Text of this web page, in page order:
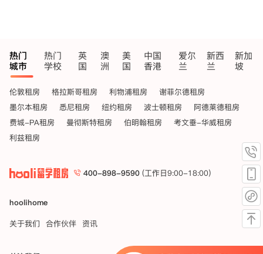
热门
城市
热门
学校
英
国
澳
洲
美
国
中国
香港
爱尔
兰
新西
兰
新加
坡
伦敦租房 格拉斯哥租房 利物浦租房
谢菲尔德租房
墨尔本租房
悉尼租房 纽约租房 波士顿租房
阿德莱德租房
费城-PA租房
曼彻斯特租房 伯明翰租房
考文垂-华威租房
利兹租房
400-898-9590 (工作日9:00-18:00)
hoolihome
关于我们
合作伙伴 资讯